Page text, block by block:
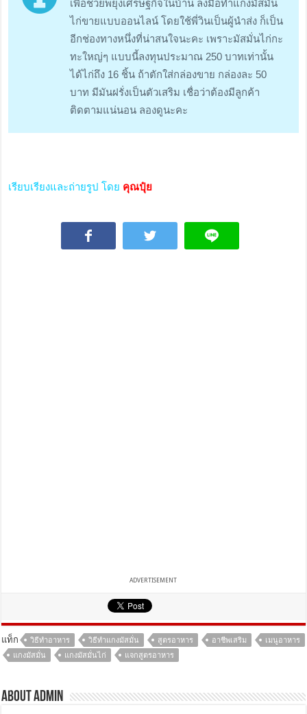
เพื่อช่วยพยุงเศรษฐกิจในบ้าน ลงมือทำแกงมัสมั่น
ไก่ขายแบบออนไลน์ โดยใช้พี่วินเป็นผู้นำส่ง ก็เป็น
อีกช่องทางหนึ่งที่น่าสนใจนะคะ เพราะมัสมั่นไก่กะ
ทะใหญ่ๆ แบบนี้ลงทุนประมาณ 250 บาทเท่านั้น
ได้ไก่ถึง 16 ชิ้น ถ้าตักใส่กล่องขาย กล่องละ 50
บาท มีมันฝรั่งเป็นตัวเสริม เชื่อว่าต้องมีลูกค้า
ติดตามแน่นอน ลองดูนะคะ
เรียบเรียงและถ่ายรูป โดย คุณปุ๋ย
ADVERTISEMENT
แท็ก วิธีทำอาหาร วิธีทำแกงมัสมั่น สูตรอาหาร อาชีพเสริม
เมนูอาหาร
แกงมัสมั่น
แกงมัสมั่นไก่ แจกสูตรอาหาร
About Admin